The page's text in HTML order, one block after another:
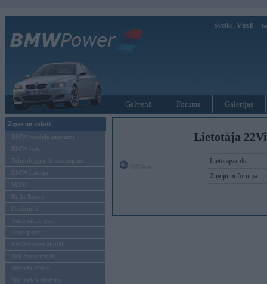
Sveiks, Viesi!
Galvenā Forums Galerijas
Ziņas un raksti
BMW modeļu jaunumi
BMW testi
Tehnoloģijas & sasniegumi
BMW Latvijā
MINI
Rolls-Royce
Pasākumi
Vadāmības tests
Autosports
BMWPower aktuāli
Reklāmas raksti
Mēneša BMW
Sērijveida tūnings
Lietotāja
Lietotājvārds:
Ziņojumi forumā: